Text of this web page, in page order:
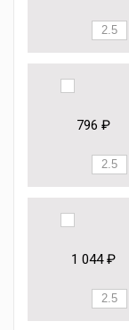
796 ₽
1 044 ₽